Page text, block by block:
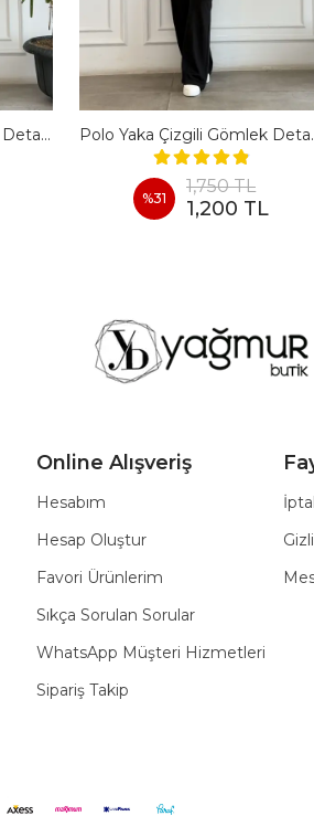
Polo Yaka Çizgili Gömlek Detaylı Kısa Kollu Takım - KAHVERENGI Polo Yaka
%31
1,750 TL
1,200 TL
Online Alışveriş
Hesabım
Hesap Oluştur
Favori Ürünlerim
Sıkça Sorulan Sorular
WhatsApp Müşteri Hizmetleri
Sipariş Takip